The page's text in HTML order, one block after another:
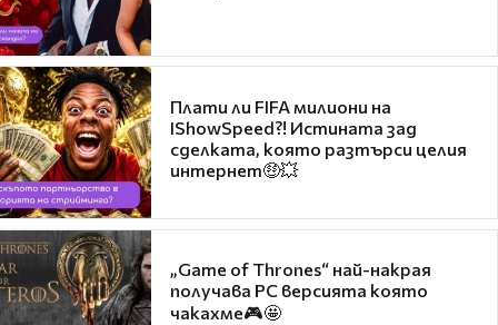
Плати ли FIFA милиони на
IShowSpeed?! Истината зад
сделката, която разтърси целия
интернет🤑💥
„Game of Thrones“ най-накрая
получава PC версията която
чакахме🎮🤩